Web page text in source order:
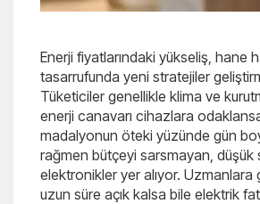
Enerji fiyatlarındaki yükseliş, hane
tasarrufunda yeni stratejiler
Tüketiciler genellikle klima ve
enerji canavarı cihazlara
madalyonun öteki yüzünde gün
rağmen bütçeyi sarsmayan, düşük
elektronikler yer alıyor.
uzun süre açık kalsa bile elektrik